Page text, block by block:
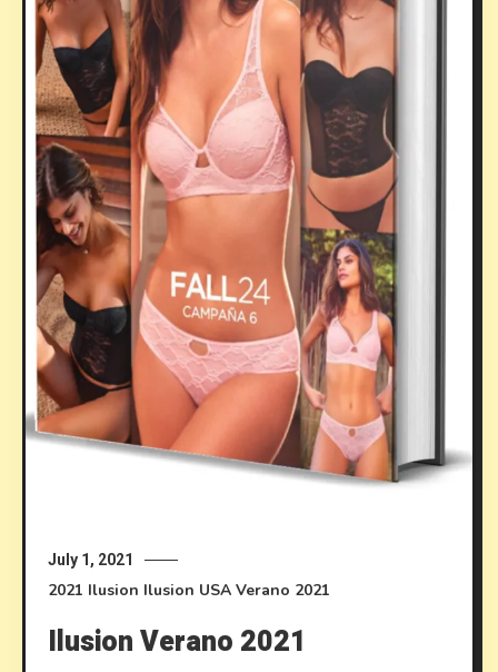
July 1, 2021
2021 Ilusion Ilusion USA Verano 2021
Ilusion Verano 2021